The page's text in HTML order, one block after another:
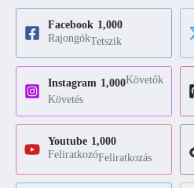
Facebook 1,000
RajongókTetszik
Instagram 1,000Követők
Követés
Youtube 1,000
FeliratkozóFeliratkozás